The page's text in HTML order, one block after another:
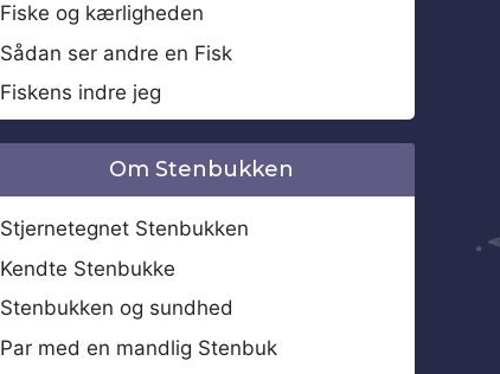
Fiske og kærligheden
Sådan ser andre en Fisk
Fiskens indre jeg
Om Stenbukken
Stjernetegnet Stenbukken
Kendte Stenbukke
Stenbukken og sundhed
Par med en mandlig Stenbuk